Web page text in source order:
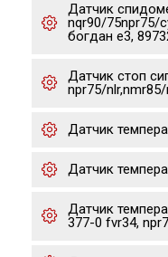
Датчик
nqr90/75npr75/
богдан е3,
Датчик стоп
npr75/
Датчик
Датчик
Датчик
377-0 fvr34,